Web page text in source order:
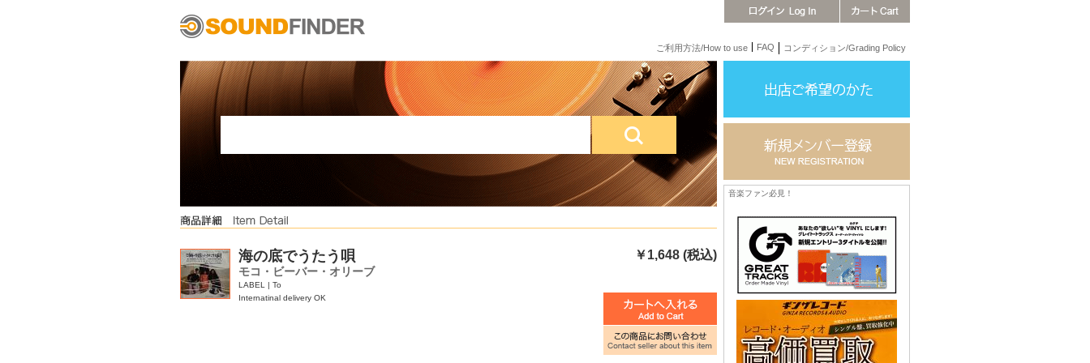
ご利用方法/How to use FAQ コンディション/Grading Policy
海の底でうたう唄 ￥1,648 (税込)
モコ・ビーバー・オリーブ
LABEL | To
Internatinal delivery OK
音楽ファン必見！